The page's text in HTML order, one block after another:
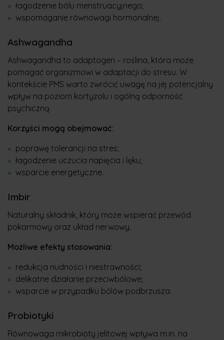
łagodzenie bólu menstruacyjnego;
wspomaganie równowagi hormonalnej.
Ashwagandha
Ashwagandha to adaptogen – roślina, która może
pomagać organizmowi w adaptacji do stresu. W
kontekście PMS warto zwrócić uwagę na jej potencjalny
wpływ na poziom kortyzolu i ogólną odporność
psychiczną.
Korzyści mogą obejmować:
poprawę tolerancji na stres;
łagodzenie uczucia napięcia i lęku;
wsparcie energetyczne.
Imbir
Naturalny składnik, który może wspierać przewód
pokarmowy oraz układ nerwowy.
Możliwe efekty stosowania:
redukcja nudności i niestrawności;
delikatne działanie przeciwbólowe;
wsparcie w przypadku bólów podbrzusza.
Probiotyki
Równowaga mikrobioty jelitowej wpływa m.in. na